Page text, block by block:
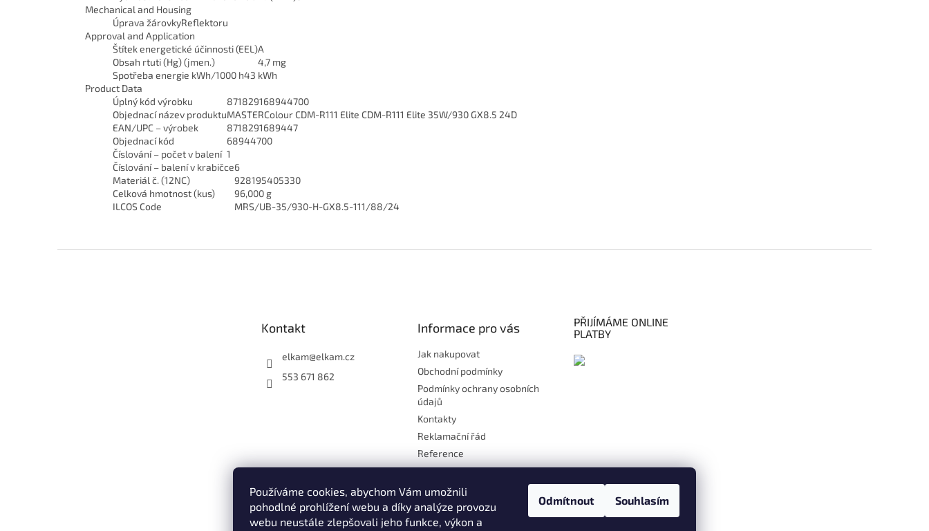
Používáme cookies, abychom Vám umožnili
pohodlné prohlížení webu a díky analýze provozu
webu neustále zlepšovali jeho funkce, výkon a
Odmítnout Souhlasím
Mechanical and Housing
Úprava žárovkyReflektoru
Approval and Application
Štítek energetické účinnosti (EEL)A
Obsah rtuti (Hg) (jmen.)
4,7 mg
Spotřeba energie kWh/1000 h43 kWh
Product Data
Úplný kód výrobku
871829168944700
Objednací název produktuMASTERColour CDM-R111 Elite CDM-R111 Elite 35W/930 GX8.5 24D
EAN/UPC – výrobek
8718291689447
Objednací kód
68944700
Číslování – počet v balení 1
Číslování – balení v krabičce6
Materiál č. (12NC)
928195405330
Celková hmotnost (kus)
96,000 g
ILCOS Code
MRS/UB-35/930-H-GX8.5-111/88/24
Kontakt
elkam@elkam.cz
553 671 862
Informace pro vás
Jak nakupovat
Obchodní podmínky
Podmínky ochrany osobních
údajů
Kontakty
Reklamační řád
Reference
Doprava
Platby
Kontakt
Moje objednávka
PŘIJÍMÁME ONLINE
PLATBY